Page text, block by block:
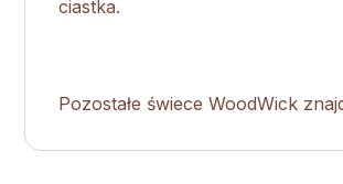
ciastka.
Pozostałe świece WoodWick